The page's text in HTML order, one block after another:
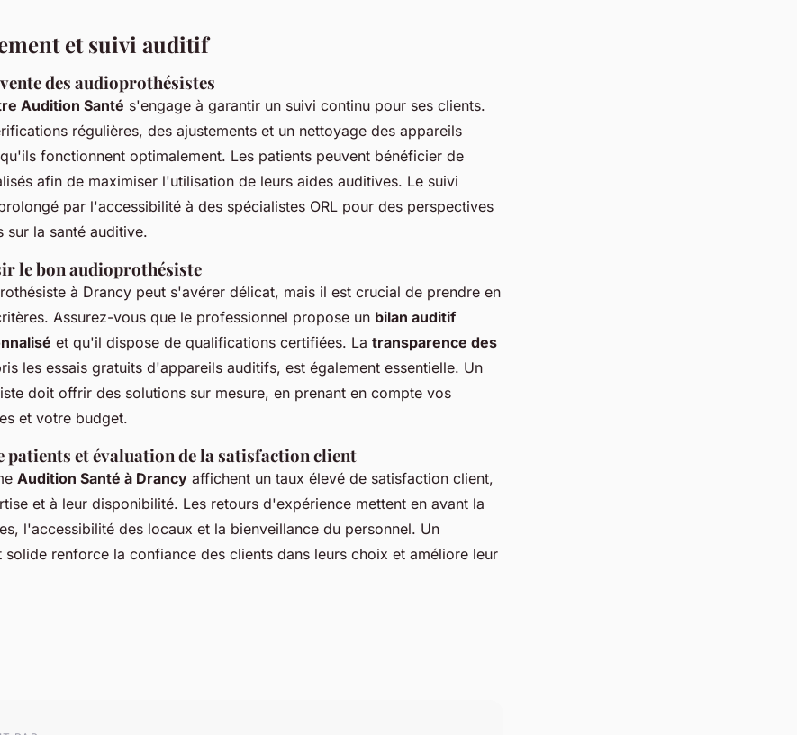
et suivi auditif
des audioprothésistes
Audition Santé s'engage à garantir un suivi continu pour ses clients.
régulières, des ajustements et un nettoyage des appareils
fonctionnent optimalement. Les patients peuvent bénéficier de
afin de maximiser l'utilisation de leurs aides auditives. Le suivi
par l'accessibilité à des spécialistes ORL pour des perspectives
sur la santé auditive.
le bon audioprothésiste
à Drancy peut s'avérer délicat, mais il est crucial de prendre en
Assurez-vous que le professionnel propose un bilan auditif
et qu'il dispose de qualifications certifiées. La transparence des
les essais gratuits d'appareils auditifs, est également essentielle. Un
doit offrir des solutions sur mesure, en prenant en compte vos
et votre budget.
patients et évaluation de la satisfaction client
Audition Santé à Drancy affichent un taux élevé de satisfaction client,
et à leur disponibilité. Les retours d'expérience mettent en avant la
l'accessibilité des locaux et la bienveillance du personnel. Un
solide renforce la confiance des clients dans leurs choix et améliore leur